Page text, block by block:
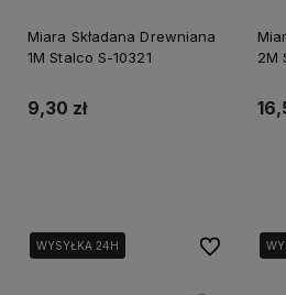
Miara Składana Drewniana
1M Stalco S-10321
9,30 zł
2M
WYSYŁKA 24H
WYSYŁKA 24H Do